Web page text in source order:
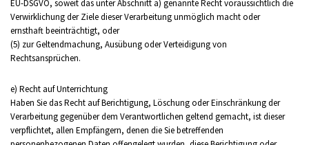
EU-DSGVO, soweit das unter Abschnitt a) genannte Recht voraussichtlich die
Verwirklichung der Ziele dieser Verarbeitung unmöglich macht oder
ernsthaft beeinträchtigt, oder
(5) zur Geltendmachung, Ausübung oder Verteidigung von
Rechtsansprüchen.
e) Recht auf Unterrichtung
Haben Sie das Recht auf Berichtigung, Löschung oder Einschränkung der
Verarbeitung gegenüber dem Verantwortlichen geltend gemacht, ist dieser
verpflichtet, allen Empfängern, denen die Sie betreffenden